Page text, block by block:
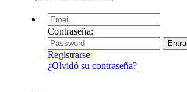
Contraseña:
Registrarse
¿Olvidó su contraseña?